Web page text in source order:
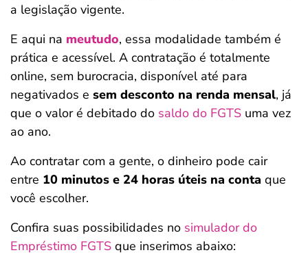
a legislação vigente.
E aqui na meutudo, essa modalidade também é
prática e acessível. A contratação é totalmente
online, sem burocracia, disponível até para
negativados e sem desconto na renda mensal, já
que o valor é debitado do saldo do FGTS uma vez
ao ano.
Ao contratar com a gente, o dinheiro pode cair
entre 10 minutos e 24 horas úteis na conta que
você escolher.
Confira suas possibilidades no simulador do
Empréstimo FGTS que inserimos abaixo: